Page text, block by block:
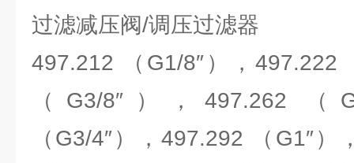
过滤减压阀/调压过滤器
497.212 （G1/8″），497.222
（G3/8″），497.262 （
（G3/4″），497.292 （G1″